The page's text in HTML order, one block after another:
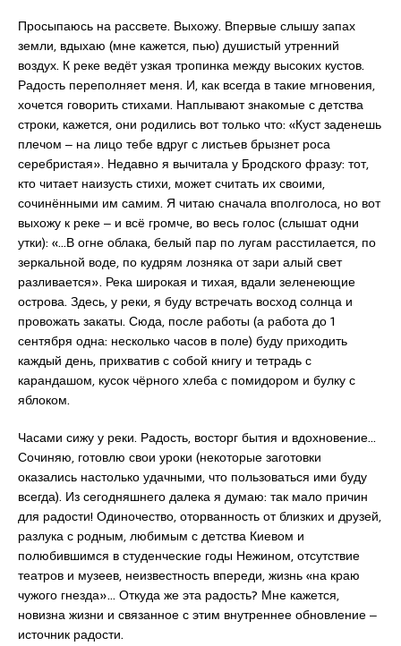
Просыпаюсь на рассвете. Выхожу. Впервые слышу запах
земли, вдыхаю (мне кажется, пью) душистый утренний
воздух. К реке ведёт узкая тропинка между высоких кустов.
Радость переполняет меня. И, как всегда в такие мгновения,
хочется говорить стихами. Наплывают знакомые с детства
строки, кажется, они родились вот только что: «Куст заденешь
плечом ‒ на лицо тебе вдруг с листьев брызнет роса
серебристая». Недавно я вычитала у Бродского фразу: тот,
кто читает наизусть стихи, может считать их своими,
сочинёнными им самим. Я читаю сначала вполголоса, но вот
выхожу к реке ‒ и всё громче, во весь голос (слышат одни
утки): «…В огне облака, белый пар по лугам расстилается, по
зеркальной воде, по кудрям лозняка от зари алый свет
разливается». Река широкая и тихая, вдали зеленеющие
острова. Здесь, у реки, я буду встречать восход солнца и
провожать закаты. Сюда, после работы (а работа до 1
сентября одна: несколько часов в поле) буду приходить
каждый день, прихватив с собой книгу и тетрадь с
карандашом, кусок чёрного хлеба с помидором и булку с
яблоком.
Часами сижу у реки. Радость, восторг бытия и вдохновение…
Сочиняю, готовлю свои уроки (некоторые заготовки
оказались настолько удачными, что пользоваться ими буду
всегда). Из сегодняшнего далека я думаю: так мало причин
для радости! Одиночество, оторванность от близких и друзей,
разлука с родным, любимым с детства Киевом и
полюбившимся в студенческие годы Нежином, отсутствие
театров и музеев, неизвестность впереди, жизнь «на краю
чужого гнезда»… Откуда же эта радость? Мне кажется,
новизна жизни и связанное с этим внутреннее обновление ‒
источник радости.